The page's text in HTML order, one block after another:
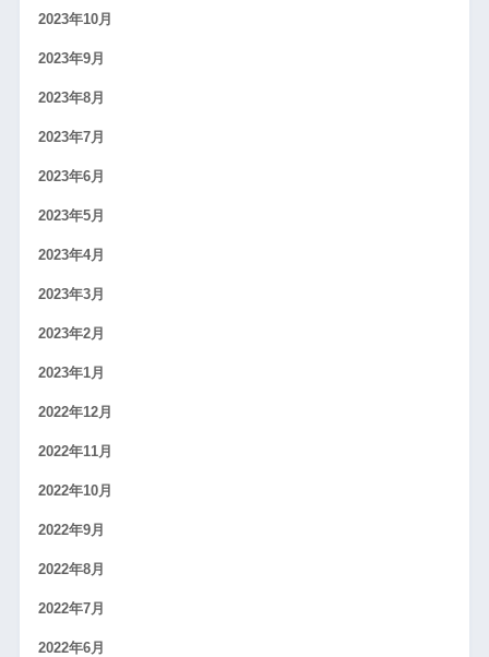
2023年10月
2023年9月
2023年8月
2023年7月
2023年6月
2023年5月
2023年4月
2023年3月
2023年2月
2023年1月
2022年12月
2022年11月
2022年10月
2022年9月
2022年8月
2022年7月
2022年6月